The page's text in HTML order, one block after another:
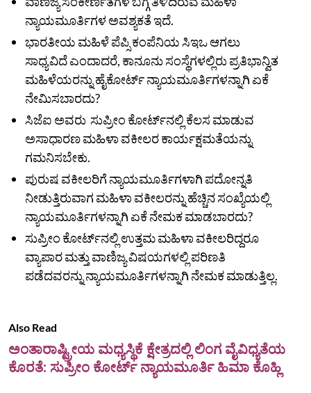
ನ್ಯಾಯಮೂರ್ತಿಗಳ ಅವಶ್ಯಕತೆ ಇದೆ.
ಭಾರತೀಯ ಮಹಿಳೆ ಪೆಪ್ಸಿ ಕಂಪೆನಿಯ ಸಿಇಒ ಆಗಲು
ಸಾಧ್ಯವಿದೆ ಎಂದಾದರೆ, ಕಾನೂನು ಸಂಸ್ಥೆಗಳಲ್ಲಿರು ಪ್ರತಿಭಾನ್ವಿತ
ಮಹಿಳೆಯರನ್ನು ಹೈಕೋರ್ಟ್ ನ್ಯಾಯಮೂರ್ತಿಗಳನ್ನಾಗಿ ಏಕೆ
ನೇಮಿಸಬಾರದು?
ಸಿಜೆಐ ಅವರು ಸುಪ್ರೀಂ ಕೋರ್ಟ್‌ನಲ್ಲಿ ಕೆಲಸ ಮಾಡುವ
ಅಸಾಧಾರಣ ಮಹಿಳಾ ವಕೀಲರ ಕಾರ್ಯಕ್ಷಮತೆಯನ್ನು
ಗಮನಿಸಬೇಕು.
ಪುರುಷ ವಕೀಲರಿಗೆ ನ್ಯಾಯಮೂರ್ತಿಗಳಾಗಿ ಪದೋನ್ನತಿ
ನೀಡುತ್ತಿರುವಾಗ ಮಹಿಳಾ ವಕೀಲರನ್ನು ಹೆಚ್ಚಿನ ಸಂಖ್ಯೆಯಲ್ಲಿ
ನ್ಯಾಯಮೂರ್ತಿಗಳನ್ನಾಗಿ ಏಕೆ ನೇಮಕ ಮಾಡಬಾರದು?
ಸುಪ್ರೀಂ ಕೋರ್ಟ್‌ನಲ್ಲಿ ಉತ್ತಮ ಮಹಿಳಾ ವಕೀಲರಿದ್ದರೂ
ವ್ಯಾಪಾರ ಮತ್ತು ವಾಣಿಜ್ಯ ವಿಷಯಗಳಲ್ಲಿ ಪರಿಣತಿ
ಪಡೆದವರನ್ನು ನ್ಯಾಯಮೂರ್ತಿಗಳನ್ನಾಗಿ ನೇಮಕ ಮಾಡುತ್ತಿಲ್ಲ.
Also Read
ಅಂತಾರಾಷ್ಟ್ರೀಯ ಮಧ್ಯಸ್ಥಿಕೆ ಕ್ಷೇತ್ರದಲ್ಲಿ ಲಿಂಗ ವೈವಿಧ್ಯತೆಯ
ಕೊರತೆ: ಸುಪ್ರೀಂ ಕೋರ್ಟ್ ನ್ಯಾಯಮೂರ್ತಿ ಹಿಮಾ ಕೊಹ್ಲಿ